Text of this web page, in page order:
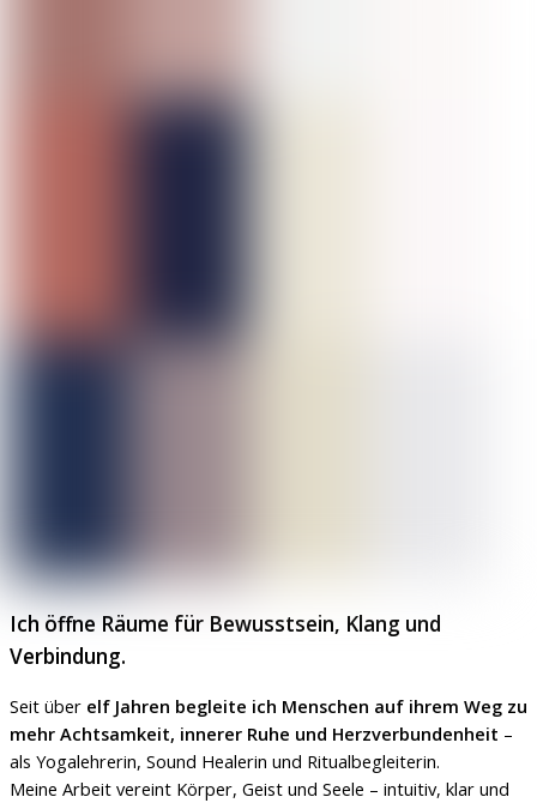
Ich öffne Räume für Bewusstsein, Klang und
Verbindung.
Seit über elf Jahren begleite ich Menschen auf ihrem Weg zu
mehr Achtsamkeit, innerer Ruhe und Herzverbundenheit –
als Yogalehrerin, Sound Healerin und Ritualbegleiterin.
Meine Arbeit vereint Körper, Geist und Seele – intuitiv, klar und